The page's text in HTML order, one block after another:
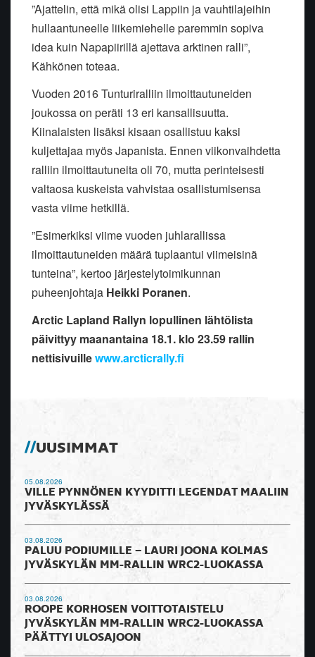
”Ajattelin, että mikä olisi Lappiin ja vauhtilajeihin
hullaantuneelle liikemiehelle paremmin sopiva
idea kuin Napapiirillä ajettava arktinen ralli”,
Kähkönen toteaa.
Vuoden 2016 Tunturiralliin ilmoittautuneiden
joukossa on peräti 13 eri kansallisuutta.
Kiinalaisten lisäksi kisaan osallistuu kaksi
kuljettajaa myös Japanista. Ennen viikonvaihdetta
ralliin ilmoittautuneita oli 70, mutta perinteisesti
valtaosa kuskeista vahvistaa osallistumisensa
vasta viime hetkillä.
”Esimerkiksi viime vuoden juhlarallissa
ilmoittautuneiden määrä tuplaantui viimeisinä
tunteina”, kertoo järjestelytoimikunnan
puheenjohtaja Heikki Poranen.
Arctic Lapland Rallyn lopullinen lähtölista
päivittyy maanantaina 18.1. klo 23.59 rallin
nettisivuillewww.arcticrally.fi
UUSIMMAT
05.08.2026
VILLE PYNNÖNEN KYYDITTI LEGENDAT MAALIIN
JYVÄSKYLÄSSÄ
03.08.2026
PALUU PODIUMILLE – LAURI JOONA KOLMAS
JYVÄSKYLÄN MM-RALLIN WRC2-LUOKASSA
03.08.2026
ROOPE KORHOSEN VOITTOTAISTELU
JYVÄSKYLÄN MM-RALLIN WRC2-LUOKASSA
PÄÄTTYI ULOSAJOON